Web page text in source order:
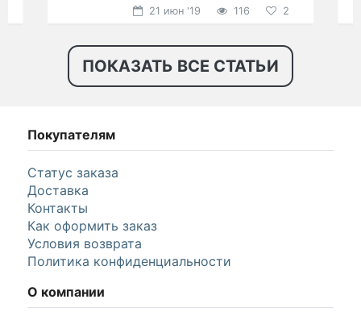
21 июн '19 116 2
ПОКАЗАТЬ ВСЕ СТАТЬИ
Покупателям
Статус заказа
Доставка
Контакты
Как оформить заказ
Условия возврата
Политика конфиденциальности
О компании